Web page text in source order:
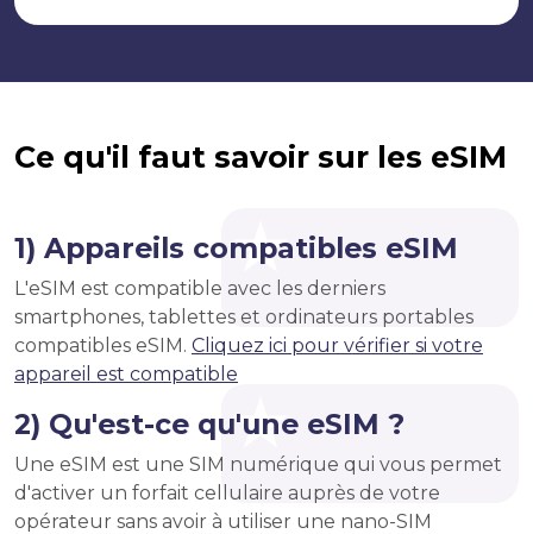
Ce qu'il faut savoir sur les eSIM
1) Appareils compatibles eSIM
L'eSIM est compatible avec les derniers
smartphones, tablettes et ordinateurs portables
compatibles eSIM. Cliquez ici pour vérifier si votre
appareil est compatible
2) Qu'est-ce qu'une eSIM ?
Une eSIM est une SIM numérique qui vous permet
d'activer un forfait cellulaire auprès de votre
opérateur sans avoir à utiliser une nano-SIM